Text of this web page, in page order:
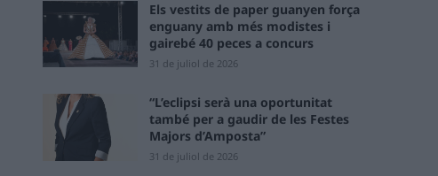
Els vestits de paper guanyen força
enguany amb més modistes i
gairebé 40 peces a concurs
31 de juliol de 2026
“L’eclipsi serà una oportunitat
també per a gaudir de les Festes
Majors d’Amposta”
31 de juliol de 2026